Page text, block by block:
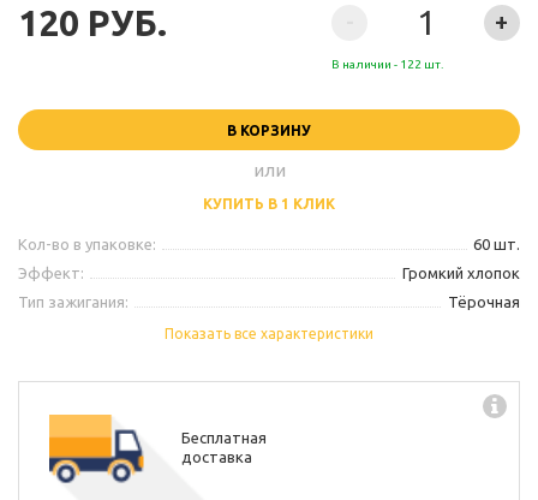
120 РУБ. +
В наличии - 122 шт.
В КОРЗИНУ
или
КУПИТЬ В 1 КЛИК
Кол-во в упаковке:
60 шт.
Эффект:
Громкий хлопок
Тип зажигания:
Тёрочная
Показать все характеристики
Бесплатная
доставка